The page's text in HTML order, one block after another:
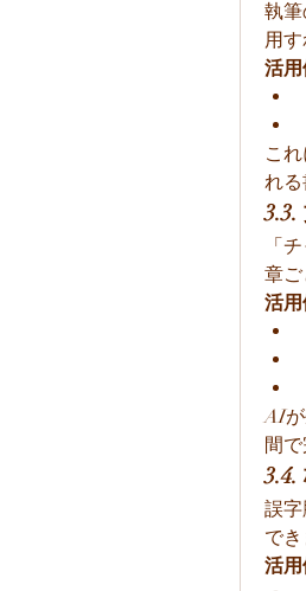
執
用
活用
こ
れる
「
章
活用
AI
間
誤
でき
活用